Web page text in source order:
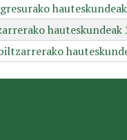
hauteskundeak